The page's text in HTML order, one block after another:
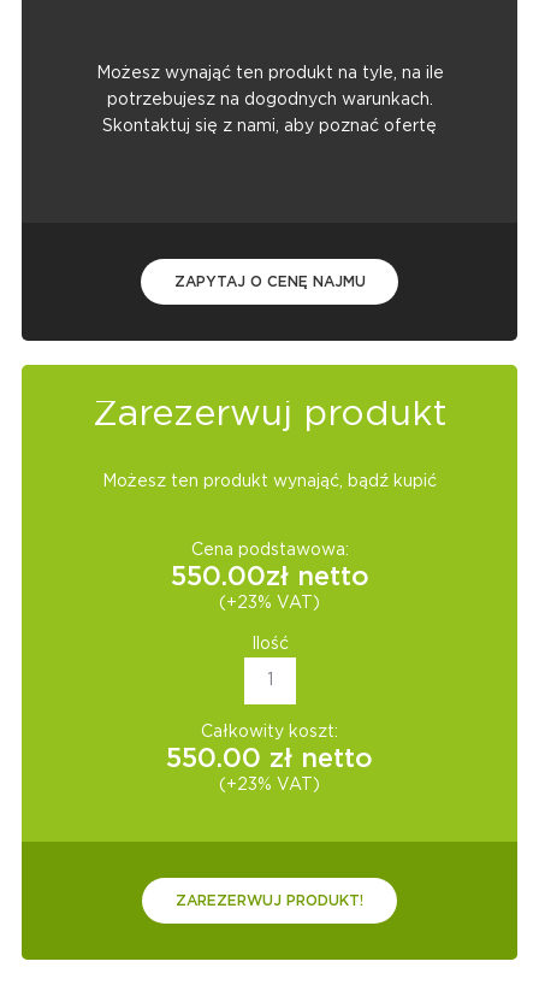
Możesz wynająć ten produkt na tyle, na ile
potrzebujesz na dogodnych warunkach.
Skontaktuj się z nami, aby poznać ofertę
ZAPYTAJ O CENĘ NAJMU
Zarezerwuj produkt
Możesz ten produkt wynająć, bądź kupić
Cena podstawowa:
550.00zł netto
(+23% VAT)
Ilość
Całkowity koszt:
550.00 zł netto
(+23% VAT)
ZAREZERWUJ PRODUKT!